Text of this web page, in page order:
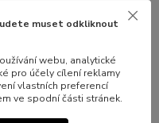
. Mějte
Původní snadno
muset odkliknout
webu, analytické
pro účely cílení reklamy
vlastních preferencí
ve spodní části stránek.